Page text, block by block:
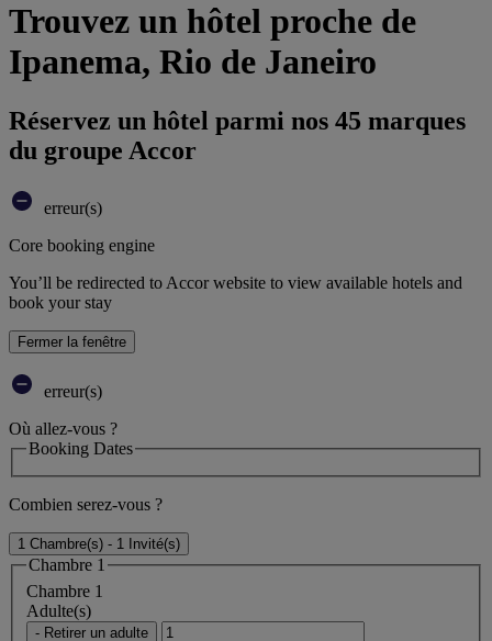
Trouvez un hôtel proche de
Ipanema, Rio de Janeiro
Réservez un hôtel parmi nos 45 marques
du groupe Accor
erreur(s)
Core booking engine
You’ll be redirected to Accor website to view available hotels and
book your stay
Fermer la fenêtre
erreur(s)
Où allez-vous ?
Booking Dates
Combien serez-vous ?
1 Chambre(s) - 1 Invité(s)
Chambre 1
Chambre 1
Adulte(s)
- Retirer un adulte